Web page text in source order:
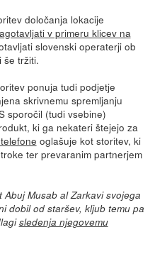
določanja lokacije
v primeru klicev na
slovenski operaterji ob
še tržiti.
ponuja tudi podjetje
skrivnemu spremljanju
sporočil (tudi vsebine)
ki ga nekateri štejejo za
oglašuje kot storitev, ki
ter prevaranim partnerjem
Musab al Zarkavi svojega
dobil od staršev, kljub temu pa
sledenja njegovemu